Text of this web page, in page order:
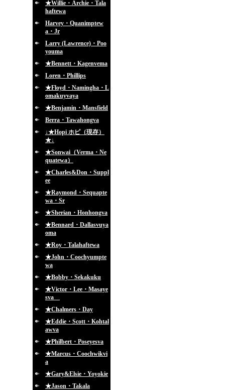
★Willie・Archie・Tala
haftewa
Harvey・Quanimptew
a・Jr
Larry (Lawrence)・Poo
youma
★Bennett・Kagenvema
Loren・Phillips
★Floyd・Namingha・L
omakuyvaya
★Benjamin・Mansfield
Berra・Tawahongva
↓★Hopi ホピ（現存）
★↓
★Sonwai（Verma・Ne
quatewa）
★Charles&Don・Suppl
ee
★Raymond・Sequapte
wa・Sr
★Sherian・Honhongva
★Bennard・Dallasvuya
oma
★Roy・Talahaftewa
★John・Coochyumpte
wa
★Bobby・Sekakuku
★Victor・Lee・Masaye
sva
★Chalmers・Day
★Eddie・Scott・Kohtal
awva
★Philbert・Poseyesva
★Marcus・Coochwikvi
a
★Gary&Elsie・Yoyokie
★Jason・Takala